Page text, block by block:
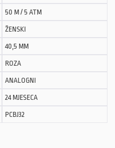
50 M / 5 ATM
ŽENSKI
40,5 MM
ROZA
ANALOGNI
24 MJESECA
PCBJ32